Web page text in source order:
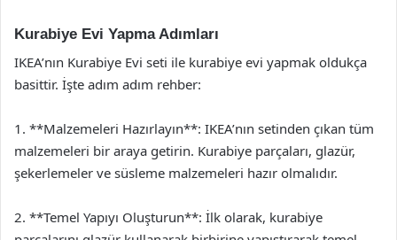
Kurabiye Evi Yapma Adımları
IKEA’nın Kurabiye Evi seti ile kurabiye evi yapmak oldukça
basittir. İşte adım adım rehber:
1. **Malzemeleri Hazırlayın**: IKEA’nın setinden çıkan tüm
malzemeleri bir araya getirin. Kurabiye parçaları, glazür,
şekerlemeler ve süsleme malzemeleri hazır olmalıdır.
2. **Temel Yapıyı Oluşturun**: İlk olarak, kurabiye